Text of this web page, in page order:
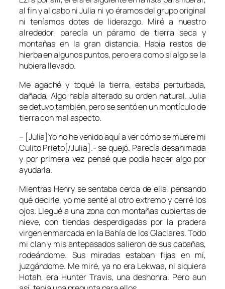
al fin y al cabo ni Julia ni yo éramos del grupo original
ni teníamos dotes de liderazgo. Miré a nuestro
alrededor, parecía un páramo de tierra seca y
montañas en la gran distancia. Había restos de
hierba en algunos puntos, pero era como si algo se la
hubiera llevado.
Me agaché y toqué la tierra, estaba perturbada,
dañada. Algo había alterado su orden natural. Julia
se detuvo también, pero se sentó en un montículo de
tierra con mal aspecto.
– [Julia]Yo no he venido aquí a ver cómo se muere mi
Culito Prieto[/Julia].- se quejó. Parecía desanimada
y por primera vez pensé que podía hacer algo por
ayudarla.
Mientras Henry se sentaba cerca de ella, pensando
qué decirle, yo me senté al otro extremo y cerré los
ojos. Llegué a una zona con montañas cubiertas de
nieve, con tiendas desperdigadas por la pradera
virgen enmarcada en la Bahía de los Glaciares. Todo
mi clan y mis antepasados salieron de sus cabañas,
rodeándome. Sus miradas estaban fijas en mí,
juzgándome. Me miré, ya no era Lekwaa, ni siquiera
Hotah, era Hunter Travis, una deshonra. Pero aun